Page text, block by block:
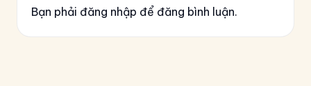
Bạn phải đăng nhập để đăng bình luận.